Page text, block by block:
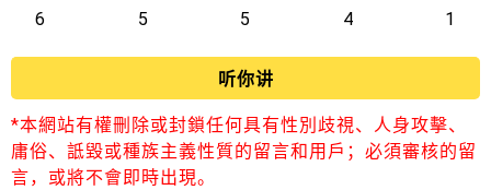
6 5 5 4 1
听你讲
*本網站有權刪除或封鎖任何具有性別歧視、人身攻擊、
庸俗、詆毀或種族主義性質的留言和用戶；必須審核的留
言，或將不會即時出現。